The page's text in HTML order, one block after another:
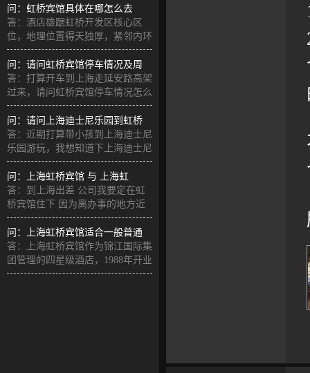
问：虹桥宾馆具体在哪怎么去
答：酒店雄踞虹桥开发区核心区
位，地理位置得天独厚，紧邻内环
高架与
问：请问虹桥宾馆停车情况及周
答：打算开车到上海走延安路高架
过来，请问虹桥宾馆停车情况怎么
样，
问：请问上海迪士尼乐园到虹桥
答：近期打算带小孩到上海迪士尼
乐园游玩，我想知道下上海迪士尼
乐园
问：上海虹桥宾馆 与 上海虹
答：到上海出差 公司我要定在虹
桥宾馆住下 因为离办事的地方近
但
问：上海虹桥宾馆适合一般普通
答：上海虹桥宾馆作为锦江国际集
团管理的四星级酒店，1988年开业